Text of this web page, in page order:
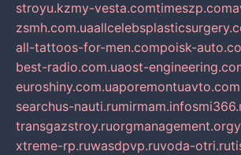
stroyu.kzmy-vesta.comtimeszp.com
zsmh.com.ua
all-tattoos-for-men.compoisk-
best-radio.com.uaost-
euroshiny.com.uaporemontuavto.com
searchus-nauti.rumirmam.info
transgazstroy.ruorgmanagement.org
xtreme-rp.ruwasdpvp.ruvoda-otri.ru